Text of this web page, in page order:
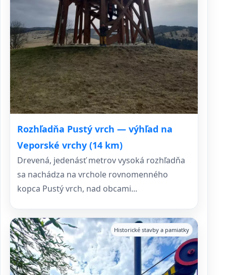
Rozhľadňa Pustý vrch — výhľad na
Veporské vrchy (14 km)
Drevená, jedenásť metrov vysoká rozhľadňa
sa nachádza na vrchole rovnomenného
kopca Pustý vrch, nad obcami...
Historické stavby a pamiatky